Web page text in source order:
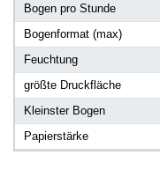
Bogen pro Stunde
Bogenformat (max)
Feuchtung
größte Druckfläche
Kleinster Bogen
Papierstärke